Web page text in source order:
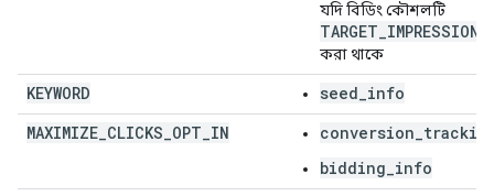
যদি বিডিং কৌশলটি
করা থাকে
KEYWORD
seed_info
MAXIMIZE CLICKS OPT IN
bidding_info